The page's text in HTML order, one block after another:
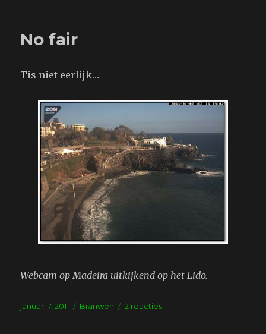
No fair
Tis niet eerlijk…
Webcam op Madeira uitkijkend op het Lido.
Geplaatst
januari 7, 2011 Tags
Branwen 2 reactiesop